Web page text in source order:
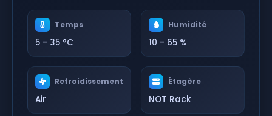
Temps
5 - 35 °C
Humidité
10 - 65 %
Refroidissement
Air
Étagère
NOT Rack